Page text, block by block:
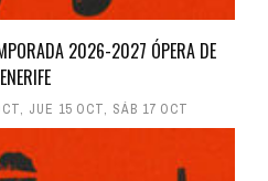
2026-2027 ÓPERA DE
, JUE 15 OCT, SÁB 17 OCT